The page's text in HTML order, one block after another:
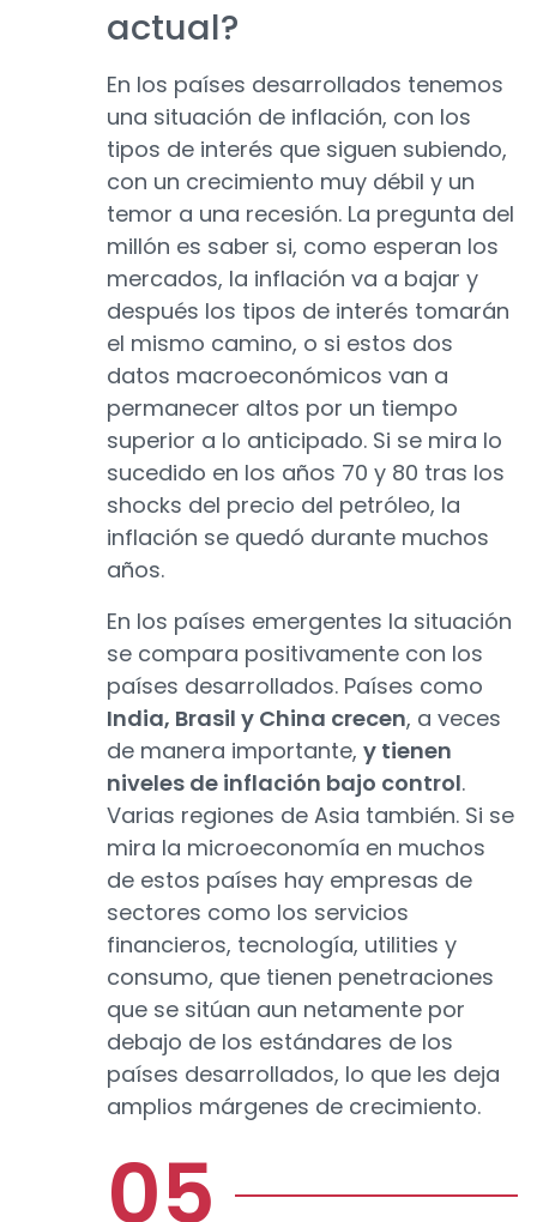
actual?
En los países desarrollados tenemos
una situación de inflación, con los
tipos de interés que siguen subiendo,
con un crecimiento muy débil y un
temor a una recesión. La pregunta del
millón es saber si, como esperan los
mercados, la inflación va a bajar y
después los tipos de interés tomarán
el mismo camino, o si estos dos
datos macroeconómicos van a
permanecer altos por un tiempo
superior a lo anticipado. Si se mira lo
sucedido en los años 70 y 80 tras los
shocks del precio del petróleo, la
inflación se quedó durante muchos
años.
En los países emergentes la situación
se compara positivamente con los
países desarrollados. Países como
India, Brasil y China crecen, a veces
de manera importante, y tienen
niveles de inflación bajo control.
Varias regiones de Asia también. Si se
mira la microeconomía en muchos
de estos países hay empresas de
sectores como los servicios
financieros, tecnología, utilities y
consumo, que tienen penetraciones
que se sitúan aun netamente por
debajo de los estándares de los
países desarrollados, lo que les deja
amplios márgenes de crecimiento.